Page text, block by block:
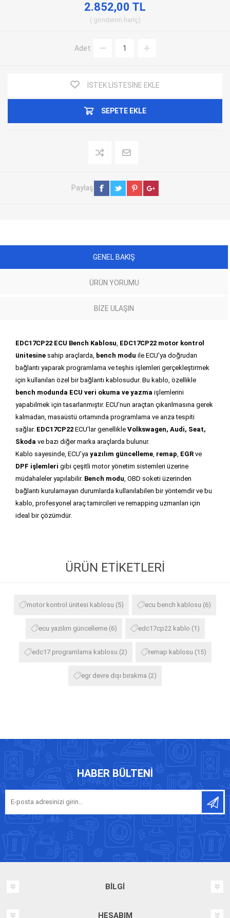
2.852,00 TL
gönderim hariç
Adet:
İSTEK LISTESINE EKLE
SEPETE EKLE
Paylaş
GENEL BAKIŞ
ÜRÜN YORUMU
BIZE ULAŞIN
EDC17CP22 ECU Bench Kablosu EDC17CP22 motor kontrol
ünitesine sahip araçlarda, bench modu ile ECU'ya doğrudan
bağlantı yaparak programlama ve teşhis işlemleri gerçekleştirmek
için kullanılan özel bir bağlantı kablosudur. Bu kablo, özellikle
bench modunda ECU veri okuma ve yazma işlemlerini
yapabilmek için tasarlanmıştır. ECU’nun araçtan çıkarılmasına gerek
kalmadan, masaüstü ortamında programlama ve arıza tespiti
sağlar. EDC17CP22 ECU'lar genellikle Volkswagen, Audi, Seat,
Skoda ve bazı diğer marka araçlarda bulunur.
Kablo sayesinde, ECU'ya yazılım güncelleme remap EGR ve
DPF işlemleri gibi çeşitli motor yönetim sistemleri üzerine
müdahaleler yapılabilir. Bench modu , OBD soketi üzerinden
bağlantı kurulamayan durumlarda kullanılabilen bir yöntemdir ve bu
kablo, profesyonel araç tamircileri ve remapping uzmanları için
ideal bir çözümdür.
ÜRÜN ETIKETLERI
motor kontrol ünitesi kablosu (5) ecu bench kablosu (6)
ecu yazılım güncelleme (6) edc17cp22 kablo (1)
edc17 programlama kablosu (2) remap kablosu (15)
egr devre dışı bırakma (2)
HABER BÜLTENI
BILGI
HESABIM